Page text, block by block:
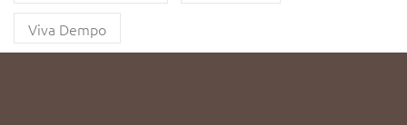
Viva Dempo